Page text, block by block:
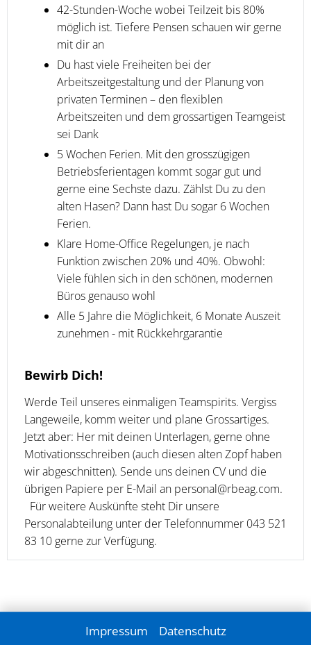
42-Stunden-Woche wobei Teilzeit bis 80%
möglich ist. Tiefere Pensen schauen wir gerne
mit dir an
Du hast viele Freiheiten bei der
Arbeitszeitgestaltung und der Planung von
privaten Terminen – den flexiblen
Arbeitszeiten und dem grossartigen Teamgeist
sei Dank
5 Wochen Ferien. Mit den grosszügigen
Betriebsferientagen kommt sogar gut und
gerne eine Sechste dazu. Zählst Du zu den
alten Hasen? Dann hast Du sogar 6 Wochen
Ferien.
Klare Home-Office Regelungen, je nach
Funktion zwischen 20% und 40%. Obwohl:
Viele fühlen sich in den schönen, modernen
Büros genauso wohl
Alle 5 Jahre die Möglichkeit, 6 Monate Auszeit
zunehmen - mit Rückkehrgarantie
Bewirb Dich!
Werde Teil unseres einmaligen Teamspirits. Vergiss
Langeweile, komm weiter und plane Grossartiges.
Jetzt aber: Her mit deinen Unterlagen, gerne ohne
Motivationsschreiben (auch diesen alten Zopf haben
wir abgeschnitten). Sende uns deinen CV und die
übrigen Papiere per E-Mail an personal@rbeag.com.
Für weitere Auskünfte steht Dir unsere
Personalabteilung unter der Telefonnummer 043 521
83 10 gerne zur Verfügung.
Impressum Datenschutz